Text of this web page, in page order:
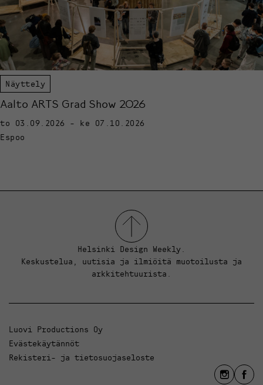
Näyttely
Aalto ARTS Grad Show 2026
to 03.09.2026 - ke 07.10.2026
Espoo
Helsinki Design Weekly.
Keskustelua, uutisia ja ilmiöitä muotoilusta ja
arkkitehtuurista.
Luovi Productions Oy
Evästekäytännöt
Rekisteri- ja tietosuojaseloste